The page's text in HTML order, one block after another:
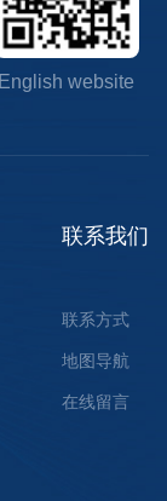
English website
联系我们
联系方式
地图导航
在线留言